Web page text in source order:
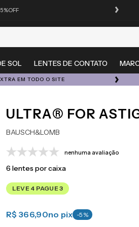
SOL LENTES DE CONTATO
EM TODO O SITE
ULTRA® FOR
BAUSCH&LOMB
nenhuma avaliação
6 lentes por caixa
LEVE 4 PAGUE 3
R$ 366,90no pix -5 %